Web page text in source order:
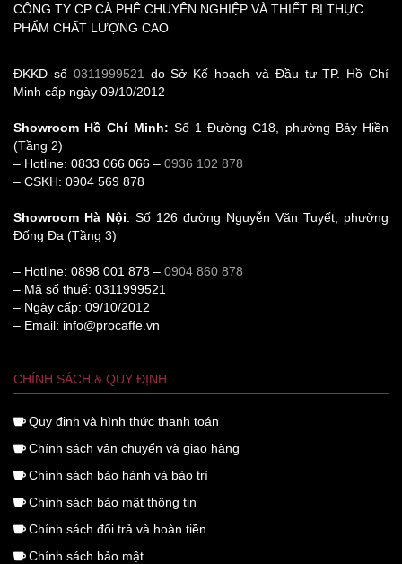
CÔNG TY CP CÀ PHÊ CHUYÊN NGHIỆP VÀ THIẾT BỊ THỰC
PHẨM CHẤT LƯỢNG CAO
ĐKKD số 0311999521
do Sở Kế hoạch và Đầu tư TP. Hồ Chí
Minh cấp ngày 09/10/2012
Showroom Hồ Chí Minh: Số 1 Đường C18, phường Bảy Hiền
(Tầng 2)
– Hotline: 0833 066 066 – 0936 102 878
– CSKH: 0904 569 878
Showroom Hà Nội: Số 126 đường Nguyễn Văn Tuyết, phường
Đống Đa (Tầng 3)
– Hotline: 0898 001 878 – 0904 860 878
– Mã số thuế: 0311999521
– Ngày cấp: 09/10/2012
– Email: info@procaffe.vn
CHÍNH SÁCH & QUY ĐỊNH
Quy định và hình thức thanh toán
Chính sách vận chuyển và giao hàng
Chính sách bảo hành và bảo trì
Chính sách bảo mật thông tin
Chính sách đổi trả và hoàn tiền
Chính sách bảo mật